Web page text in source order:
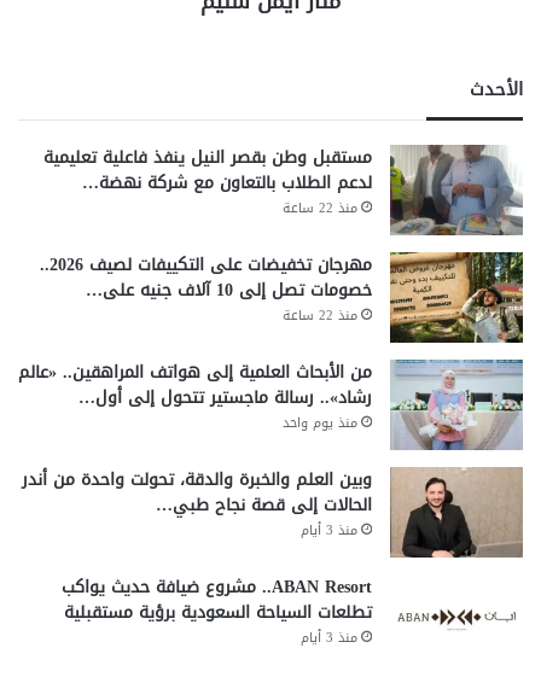
الأحدث
مستقبل وطن بقصر النيل ينفذ فاعلية تعليمية
لدعم الطلاب بالتعاون مع شركة نهضة…
منذ 22 ساعة
مهرجان تخفيضات على التكييفات لصيف 2026..
خصومات تصل إلى 10 آلاف جنيه على…
منذ 22 ساعة
من الأبحاث العلمية إلى هواتف المراهقين.. «عالم
رشاد».. رسالة ماجستير تتحول إلى أول…
منذ يوم واحد
وبين العلم والخبرة والدقة، تحولت واحدة من أندر
الحالات إلى قصة نجاح طبي…
منذ 3 أيام
ABAN Resort.. مشروع ضيافة حديث يواكب
تطلعات السياحة السعودية برؤية مستقبلية
منذ 3 أيام